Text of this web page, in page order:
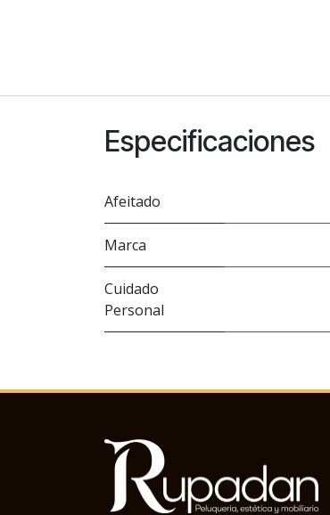
Especificaciones
Afeitado
Marca
Cuidado
Personal